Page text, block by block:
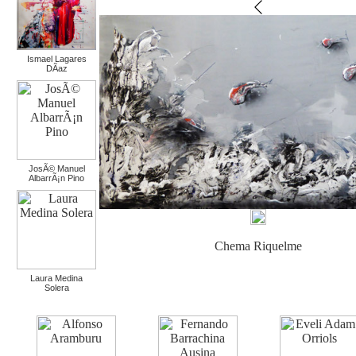
Ismael Lagares
DÃ­az
Chema Riquelme
JosÃ© Manuel
AlbarrÃ¡n Pino
Laura Medina
Solera